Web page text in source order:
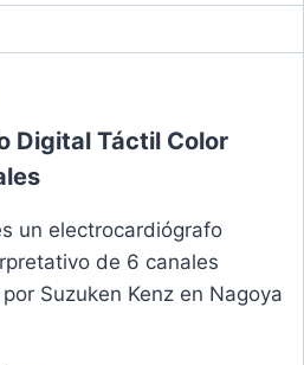
Digital Táctil Color
un electrocardiógrafo
de 6 canales
Suzuken Kenz en Nagoya